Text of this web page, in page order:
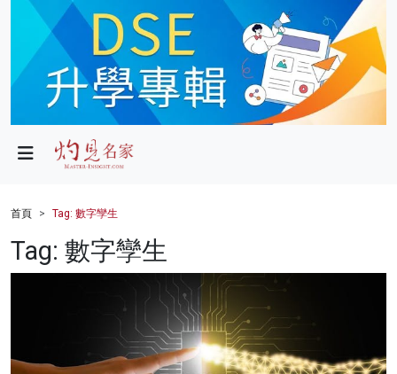
政局
財經
健康
首頁 Tag: 數字孿生
Tag: 數字孿生